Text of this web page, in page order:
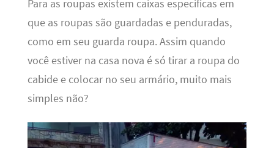
Para as roupas existem caixas especificas em
que as roupas são guardadas e penduradas,
como em seu guarda roupa. Assim quando
você estiver na casa nova é só tirar a roupa do
cabide e colocar no seu armário, muito mais
simples não?